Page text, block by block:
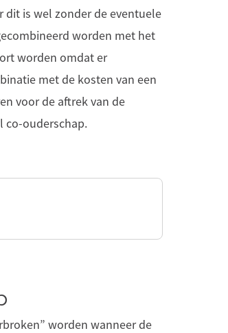
dit is wel zonder de eventuele
worden met het
worden omdat er
met de kosten van een
voor de aftrek van de
co-ouderschap.
worden wanneer de